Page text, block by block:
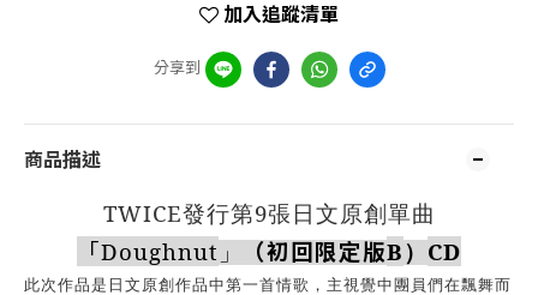
加入追蹤清單
分享到
商品描述
TWICE發行第9張日文原創單曲
「Doughnut 」 （初回限定版B ） CD
此次作品是日文原創作品中第一首情歌，主視覺中團員們在飄舞而